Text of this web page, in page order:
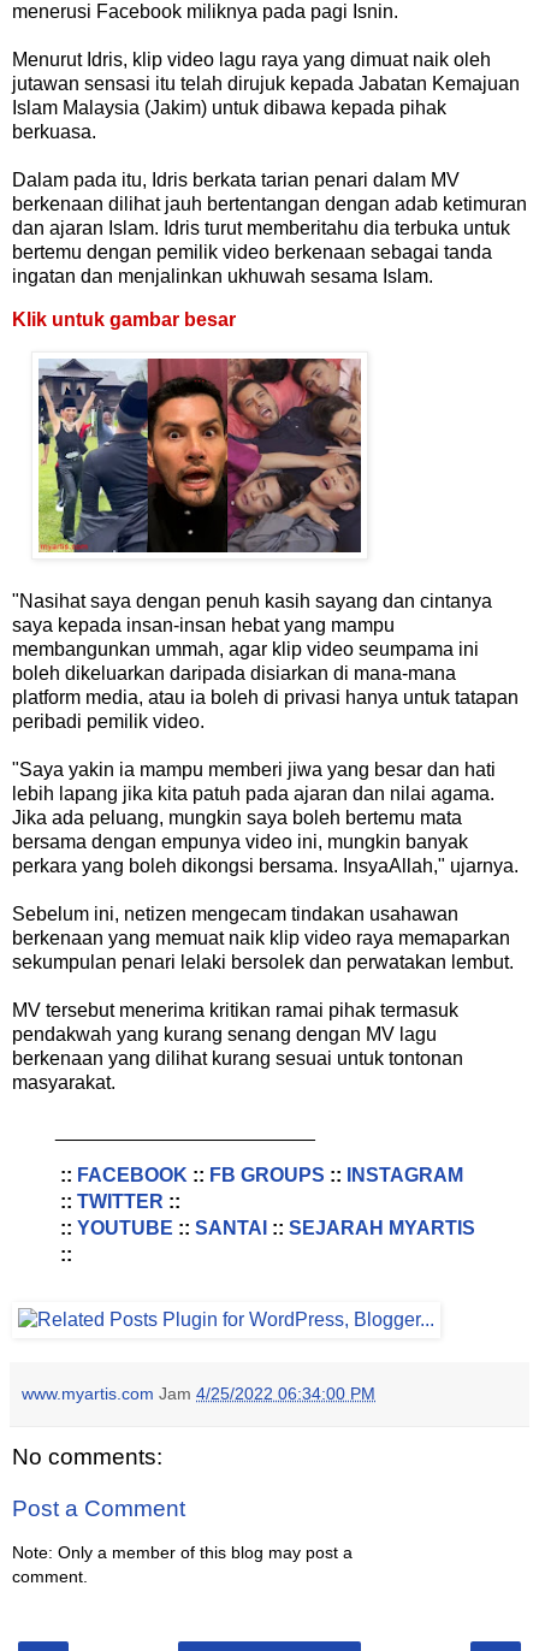
menerusi Facebook miliknya pada pagi Isnin.
Menurut Idris, klip video lagu raya yang dimuat naik oleh
jutawan sensasi itu telah dirujuk kepada Jabatan Kemajuan
Islam Malaysia (Jakim) untuk dibawa kepada pihak
berkuasa.
Dalam pada itu, Idris berkata tarian penari dalam MV
berkenaan dilihat jauh bertentangan dengan adab ketimuran
dan ajaran Islam. Idris turut memberitahu dia terbuka untuk
bertemu dengan pemilik video berkenaan sebagai tanda
ingatan dan menjalinkan ukhuwah sesama Islam.
Klik untuk gambar besar
"Nasihat saya dengan penuh kasih sayang dan cintanya
saya kepada insan-insan hebat yang mampu
membangunkan ummah, agar klip video seumpama ini
boleh dikeluarkan daripada disiarkan di mana-mana
platform media, atau ia boleh di privasi hanya untuk tatapan
peribadi pemilik video.
"Saya yakin ia mampu memberi jiwa yang besar dan hati
lebih lapang jika kita patuh pada ajaran dan nilai agama.
Jika ada peluang, mungkin saya boleh bertemu mata
bersama dengan empunya video ini, mungkin banyak
perkara yang boleh dikongsi bersama. InsyaAllah," ujarnya.
Sebelum ini, netizen mengecam tindakan usahawan
berkenaan yang memuat naik klip video raya memaparkan
sekumpulan penari lelaki bersolek dan perwatakan lembut.
MV tersebut menerima kritikan ramai pihak termasuk
pendakwah yang kurang senang dengan MV lagu
berkenaan yang dilihat kurang sesuai untuk tontonan
masyarakat.
:: FACEBOOK :: FB GROUPS ::
INSTAGRAM
:: TWITTER ::
:: YOUTUBE :: SANTAI :: SEJARAH MYARTIS
::
www.myartis.com Jam 4/25/2022 06:34:00 PM
No comments:
Post a Comment
Note: Only a member of this blog may post a
comment.